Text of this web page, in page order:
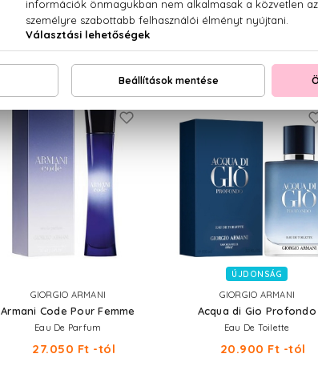
NEKED AJÁNLJUK
GIORGIO ARMANI
Armani Code Pour Femme
Eau De Parfum
27.050 Ft -tól
ÚJDONSÁG
GIORGIO ARMANI
Acqua di Gio Profondo
Eau De Toilette
20.900 Ft -tól